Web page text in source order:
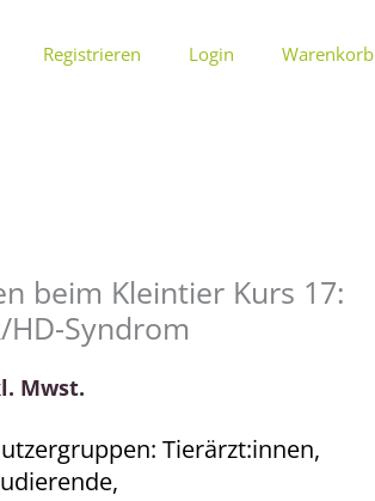
Registrieren Login Warenkorb
beim Kleintier Kurs 17:
Syndrom
Mwst.
Tierärzt:innen,